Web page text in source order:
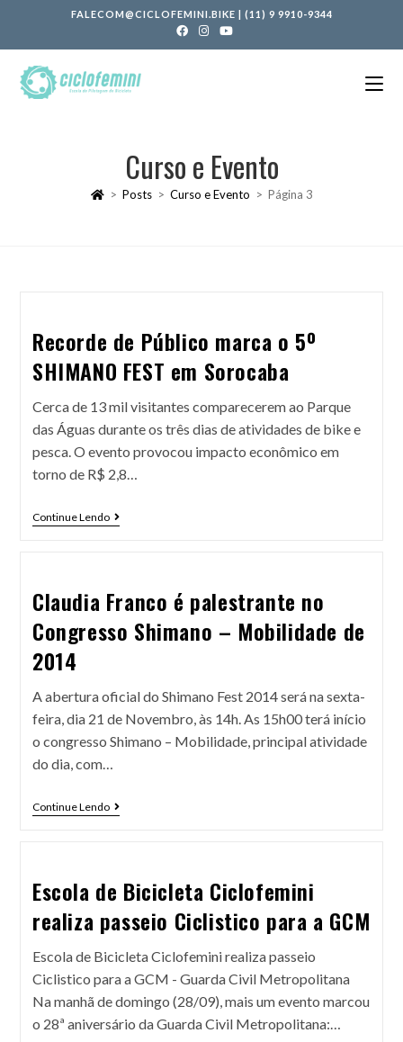
FALECOM@CICLOFEMINI.BIKE | (11) 9 9910-9344
Curso e Evento
> Posts > Curso e Evento > Página 3
Recorde de Público marca o 5º
SHIMANO FEST em Sorocaba
Cerca de 13 mil visitantes comparecerem ao Parque
das Águas durante os três dias de atividades de bike e
pesca. O evento provocou impacto econômico em
torno de R$ 2,8…
Continue Lendo
Claudia Franco é palestrante no
Congresso Shimano – Mobilidade de
2014
A abertura oficial do Shimano Fest 2014 será na sexta-
feira, dia 21 de Novembro, às 14h. As 15h00 terá início
o congresso Shimano – Mobilidade, principal atividade
do dia, com…
Continue Lendo
Escola de Bicicleta Ciclofemini
realiza passeio Ciclistico para a GCM
Escola de Bicicleta Ciclofemini realiza passeio
Ciclistico para a GCM - Guarda Civil Metropolitana
Na manhã de domingo (28/09), mais um evento marcou
o 28ª aniversário da Guarda Civil Metropolitana:…